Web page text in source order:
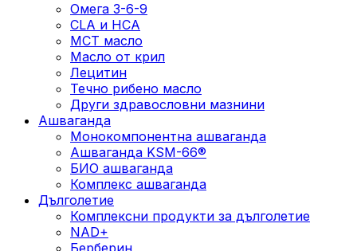
Омега 3-6-9
CLA и HCA
МСТ масло
Масло от крил
Лецитин
Течно рибено масло
Други здравословни мазнини
Ашваганда
Монокомпонентна ашваганда
Ашваганда KSM-66®
БИО ашваганда
Комплекс ашваганда
Дълголетие
Комплексни продукти за дълголетие
NAD+
Берберин